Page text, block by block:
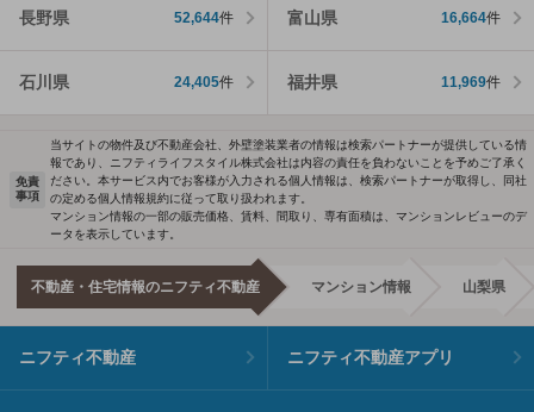
長野県 52,644件 富山県 16,664件
石川県 24,405件 福井県 11,969件
免責
事項
当サイトの物件及び不動産会社、外壁塗装業者の情報は検索パートナーが提供している情
報であり、ニフティライフスタイル株式会社は内容の責任を負わないことを予めご了承く
ださい。本サービス内でお客様が入力される個人情報は、検索パートナーが取得し、同社
の定める個人情報規約に従って取り扱われます。
マンション情報の一部の販売価格、賃料、間取り、専有面積は、マンションレビューのデ
ータを表示しています。
不動産・住宅情報のニフティ不動産 マンション情報 山梨県
ニフティ不動産 ニフティ不動産アプリ